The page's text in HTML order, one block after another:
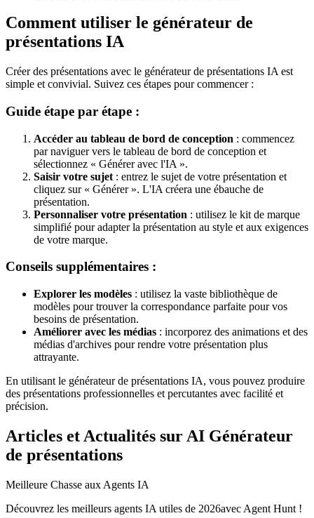
Comment utiliser le générateur de
présentations IA
Créer des présentations avec le générateur de présentations IA est
simple et convivial. Suivez ces étapes pour commencer :
Guide étape par étape :
Accéder au tableau de bord de conception : commencez
par naviguer vers le tableau de bord de conception et
sélectionnez « Générer avec l'IA ».
Saisir votre sujet : entrez le sujet de votre présentation et
cliquez sur « Générer ». L'IA créera une ébauche de
présentation.
Personnaliser votre présentation : utilisez le kit de marque
simplifié pour adapter la présentation au style et aux exigences
de votre marque.
Conseils supplémentaires :
Explorer les modèles : utilisez la vaste bibliothèque de
modèles pour trouver la correspondance parfaite pour vos
besoins de présentation.
Améliorer avec les médias : incorporez des animations et des
médias d'archives pour rendre votre présentation plus
attrayante.
En utilisant le générateur de présentations IA, vous pouvez produire
des présentations professionnelles et percutantes avec facilité et
précision.
Articles et Actualités sur AI Générateur
de présentations
Meilleure Chasse aux Agents IA
Découvrez les meilleurs agents IA utiles de 2026avec Agent Hunt !